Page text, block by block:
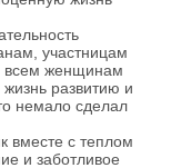
участницам
всем женщинам
развитию и
немало сделал
вместе с теплом
и заботливое